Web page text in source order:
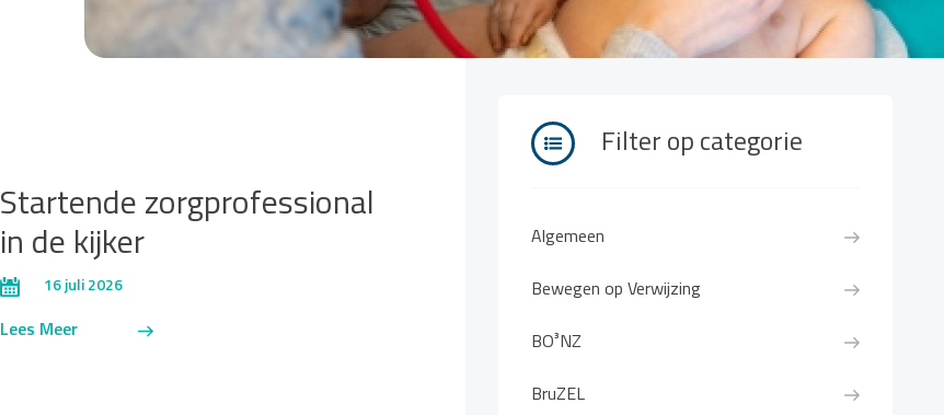
Startende zorgprofessional
in de kijker
16 juli 2026
Lees Meer
Filter op categorie
Algemeen
Bewegen op Verwijzing
BO³NZ
BruZEL